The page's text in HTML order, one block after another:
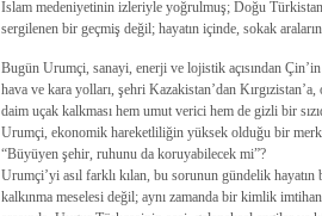
İslam medeniyetinin izleriyle yoğrulmuş; Doğu
sergilenen bir geçmiş değil; hayatın içinde, sokak
Bugün Urumçi, sanayi, enerji ve lojistik açısından
hava ve kara yolları, şehri Kazakistan’dan
daim uçak kalkması hem umut verici hem de gizli bir
Urumçi, ekonomik hareketliliğin yüksek olduğu bir
“Büyüyen şehir, ruhunu da koruyabilecek mi”?
Urumçi’yi asıl farklı kılan, bu sorunun gündelik hayatın
kalkınma meselesi değil; aynı zamanda bir kimlik